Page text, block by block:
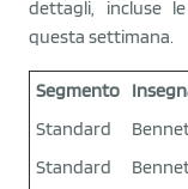
dettagli, incluse
questa settimana.
Segmento
Standard
Standard